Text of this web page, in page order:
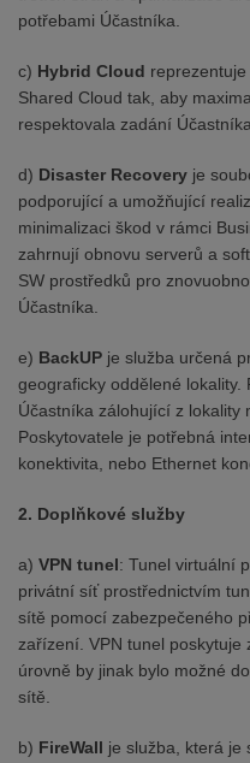
potřebami Účastníka.
c) Hybrid Cloud
Shared Cloud tak, aby
respektovala zadání Účastníka.
d) Disaster Recovery je
podporující a umožňující
minimalizaci škod v rámci
zahrnují obnovu serverů a
SW prostředků pro
Účastníka.
e) BackUP je služba určená
geograficky oddělené
Účastníka zálohující z lokality
Poskytovatele je potřebná
konektivita, nebo Ethernet
2. Doplňkové služby
a) VPN tunel: Tunel virtuální
privátní síť prostřednictvím
sítě pomocí zabezpečeného
zařízení. VPN tunel poskytuje
úrovně by jinak bylo možné
sítě.
b) FireWall je služba, která je